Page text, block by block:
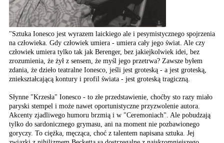
"Sztuka Ionesco jest wyrazem laickiego ale i pesymistycznego spojrzenia
na człowieka. Gdy człowiek umiera - umiera cały jego świat. Ale czy
człowiek umiera tylko tak jak Berenger, bez jakiejkolwiek idei, bez
zrozumienia, że żył z sensem, że myśl jego przetrwa? Zawsze byłem
zdania, że dzieło teatralne Ionesco, jeśli jest groteską - a jest groteską,
zniekształcającą kontury i profil świata - jest groteską tragiczną.
Słynne "Krzesła" Ionesco - to złe przedstawienie, choćby sto razy miało
paryski stempel i może nawet oportunistyczne przyzwolenie autora.
Akcenty zjadliwego humoru brzmią i w "Ceremoniach". Ale pobudzają
tylko do sardonicznego grymasu, ani na moment nie pozbawionego
goryczy. To ciężka, męcząca, choć z talentem napisana sztuka. Jej